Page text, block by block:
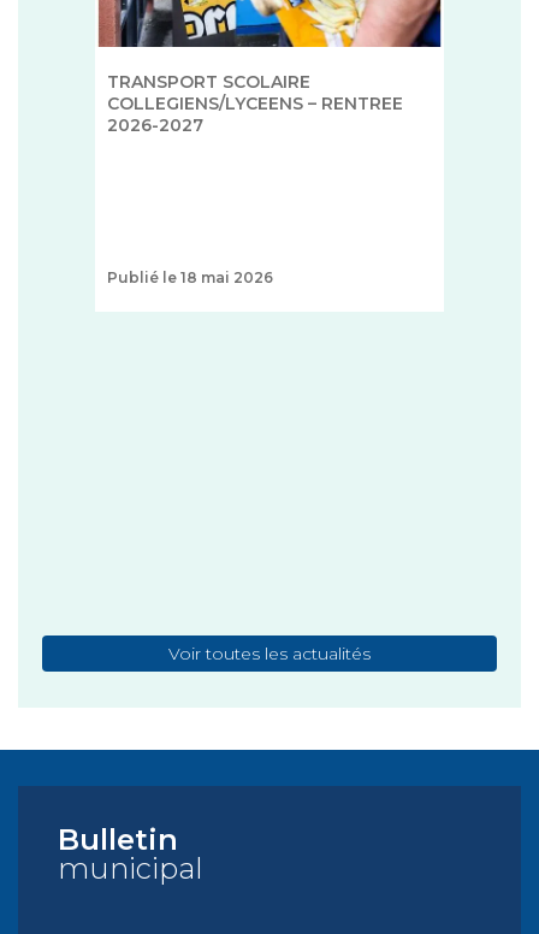
TRANSPORT SCOLAIRE
COLLEGIENS/LYCEENS – RENTREE
2026-2027
Publié le 18 mai 2026
Voir toutes les actualités
Bulletin
municipal